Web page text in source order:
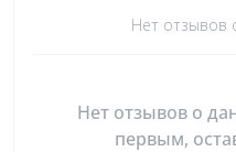
Нет отзывов
Нет отзывов о
первым,